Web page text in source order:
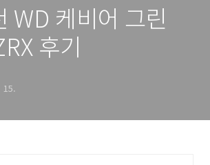
WD 케비어 그린
후기
15.